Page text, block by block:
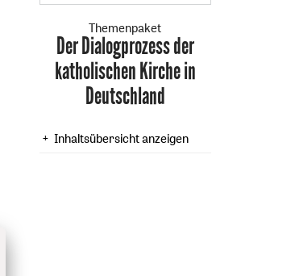
Themenpaket
:
Der Dialogprozess der
katholischen Kirche in
Deutschland
Inhaltsübersicht anzeigen